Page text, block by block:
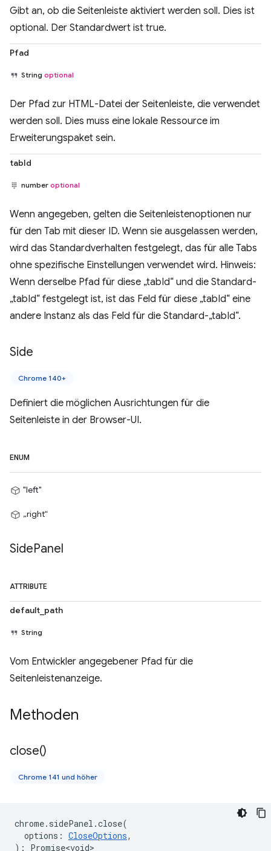
Gibt an, ob die Seitenleiste aktiviert werden soll. Dies ist
optional. Der Standardwert ist true.
Pfad
String optional
Der Pfad zur HTML-Datei der Seitenleiste, die verwendet
werden soll. Dies muss eine lokale Ressource im
Erweiterungspaket sein.
tabId
number optional
Wenn angegeben, gelten die Seitenleistenoptionen nur
für den Tab mit dieser ID. Wenn sie ausgelassen werden,
wird das Standardverhalten festgelegt, das für alle Tabs
ohne spezifische Einstellungen verwendet wird. Hinweis:
Wenn derselbe Pfad für diese „tabId“ und die Standard-
„tabId“ festgelegt ist, ist das Feld für diese „tabId“ eine
andere Instanz als das Feld für die Standard-„tabId“.
Side
Chrome 140+
Definiert die möglichen Ausrichtungen für die
Seitenleiste in der Browser-UI.
ENUM
"left"
„right“
SidePanel
ATTRIBUTE
default_path
String
Vom Entwickler angegebener Pfad für die
Seitenleistenanzeige.
Methoden
close()
Chrome 141 und höher
chrome. sidePanel .close(
options : CloseOptions,
) : Promise<void>